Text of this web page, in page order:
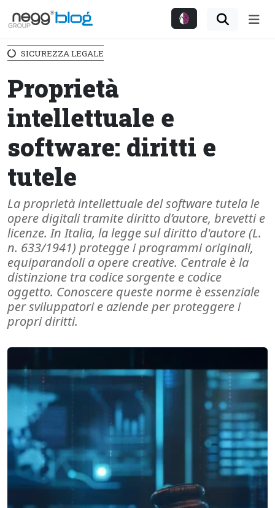
SICUREZZA LEGALE
Proprietà
intellettuale e
software: diritti e
tutele
La proprietà intellettuale del software tutela le
opere digitali tramite diritto d’autore, brevetti e
licenze. In Italia, la legge sul diritto d'autore (L.
n. 633/1941) protegge i programmi originali,
equiparandoli a opere creative. Centrale è la
distinzione tra codice sorgente e codice
oggetto. Conoscere queste norme è essenziale
per sviluppatori e aziende per proteggere i
propri diritti.